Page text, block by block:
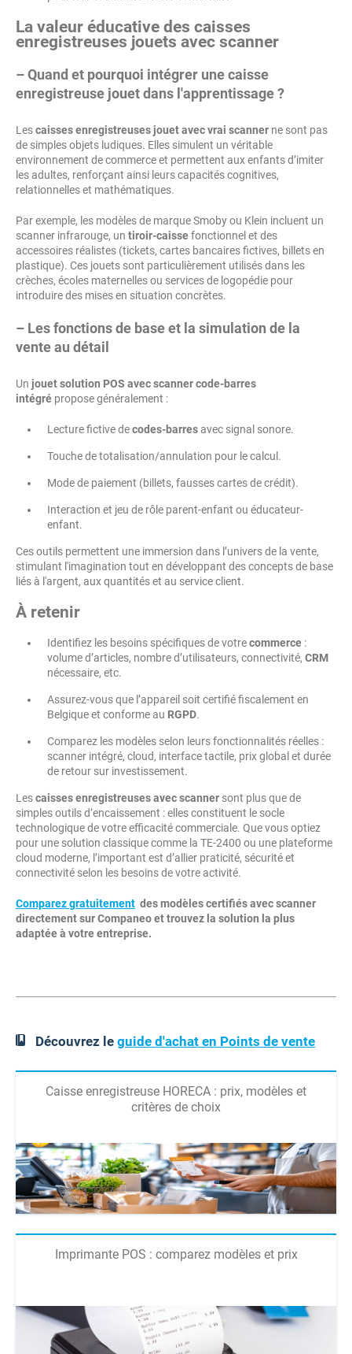
La valeur éducative des caisses
enregistreuses jouets avec scanner
– Quand et pourquoi intégrer une caisse
enregistreuse jouet dans l'apprentissage ?
Lescaisses enregistreuses jouet avec vrai scanner ne sont pas
de simples objets ludiques. Elles simulent un véritable
environnement de commerce et permettent aux enfants d’imiter
les adultes, renforçant ainsi leurs capacités cognitives,
relationnelles et mathématiques.
Par exemple, les modèles de marque Smoby ou Klein incluent un
scanner infrarouge, un tiroir-caissefonctionnel et des
accessoires réalistes (tickets, cartes bancaires fictives, billets en
plastique). Ces jouets sont particulièrement utilisés dans les
crèches, écoles maternelles ou services de logopédie pour
introduire des mises en situation concrètes.
– Les fonctions de base et la simulation de la
vente au détail
Un jouet solution POS avec scanner code-barres
intégré propose généralement :
Lecture fictive decodes-barresavec signal sonore.
Touche de totalisation/annulation pour le calcul.
Mode de paiement (billets, fausses cartes de crédit).
Interaction et jeu de rôle parent-enfant ou éducateur-
enfant.
Ces outils permettent une immersion dans l’univers de la vente,
stimulant l'imagination tout en développant des concepts de base
liés à l'argent, aux quantités et au service client.
À retenir
Identifiez les besoins spécifiques de votrecommerce :
volume d’articles, nombre d’utilisateurs, connectivité, CRM
nécessaire, etc.
Assurez-vous que l’appareil soit certifié fiscalement en
Belgique et conforme au RGPD.
Comparez les modèles selon leurs fonctionnalités réelles :
scanner intégré, cloud, interface tactile, prix global et durée
de retour sur investissement.
Lescaisses enregistreuses avec scanner sont plus que de
simples outils d’encaissement : elles constituent le socle
technologique de votre efficacité commerciale. Que vous optiez
pour une solution classique comme la TE-2400 ou une plateforme
cloud moderne, l’important est d’allier praticité, sécurité et
connectivité selon les besoins de votre activité.
Comparez gratuitement des modèles certifiés avec scanner
directement sur Companeo et trouvez la solution la plus
adaptée à votre entreprise.
Découvrez leguide d'achat en Points de vente
Caisse enregistreuse HORECA : prix, modèles et
critères de choix
Imprimante POS : comparez modèles et prix